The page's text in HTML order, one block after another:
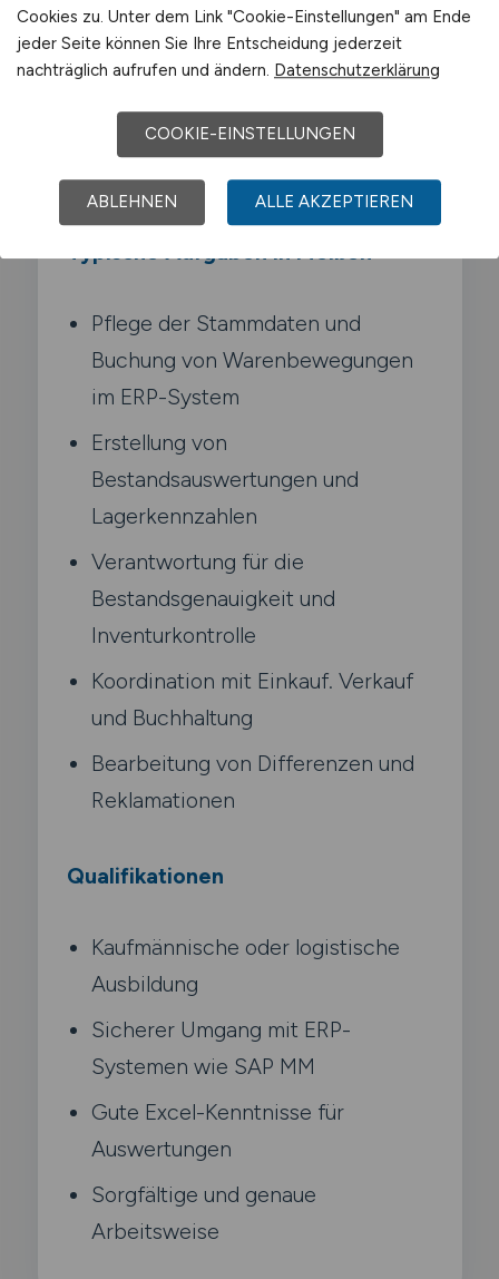
Warenbewegungen. erstellst
Auswertungen und verantwortest die
Bestandsgenauigkeit. Du arbeitest eng mit
Einkauf und Buchhaltung zusammen und
sorgst dafür. dass Soll- und Ist-Bestände
übereinstimmen.
Pflege der Stammdaten und
Buchung von Warenbewegungen
im ERP-System
Erstellung von
Bestandsauswertungen und
Lagerkennzahlen
Verantwortung für die
Bestandsgenauigkeit und
Inventurkontrolle
Koordination mit Einkauf. Verkauf
und Buchhaltung
Bearbeitung von Differenzen und
Reklamationen
Qualifikationen
Kaufmännische oder logistische
Ausbildung
Sicherer Umgang mit ERP-
Systemen wie SAP MM
Gute Excel-Kenntnisse für
Auswertungen
Sorgfältige und genaue
Arbeitsweise
Cookies zu. Unter dem Link "Cookie-Einstellungen" am Ende
jeder Seite können Sie Ihre Entscheidung jederzeit
nachträglich aufrufen und ändern. Datenschutzerklärung
COOKIE-EINSTELLUNGEN
ABLEHNEN ALLE AKZEPTIEREN